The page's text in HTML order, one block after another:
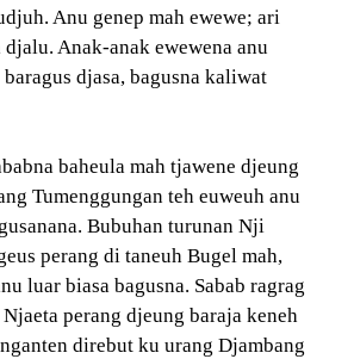
Anu genep mah ewewe; ari
djalu. Anak-anak ewewena anu
baragus djasa, bagusna kaliwat
baheula mah tjawene djeung
Tumenggungan teh euweuh anu
Bubuhan turunan Nji
perang di taneuh Bugel mah,
luar biasa bagusna. Sabab ragrag
perang djeung baraja keneh
direbut ku urang Djambang